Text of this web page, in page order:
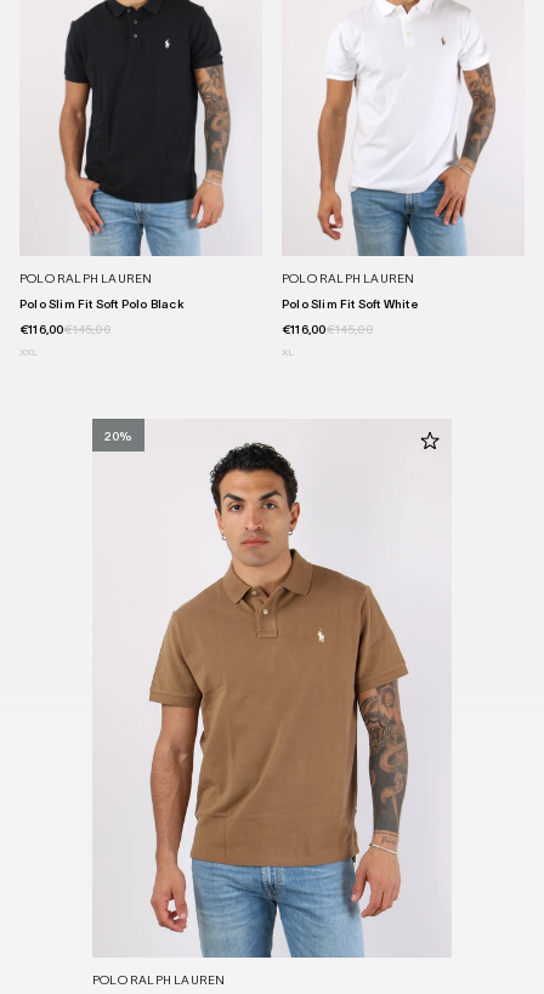
POLO RALPH LAUREN
Polo Slim Fit Soft Polo Black
€116,00€145,00
XXL
POLO RALPH LAUREN
Polo Slim Fit Soft White
€116,00€145,00
XL
20%
POLO RALPH LAUREN